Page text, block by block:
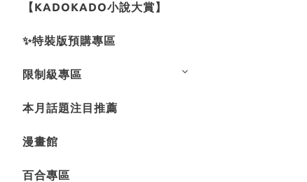
【KADOKADO小說大賞】
✨特裝版預購專區
限制級專區
本月話題注目推薦
漫畫館
百合專區